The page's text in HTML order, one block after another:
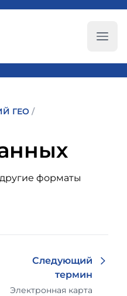
ГЕО /
форматы
Следующий
термин
Электронная карта